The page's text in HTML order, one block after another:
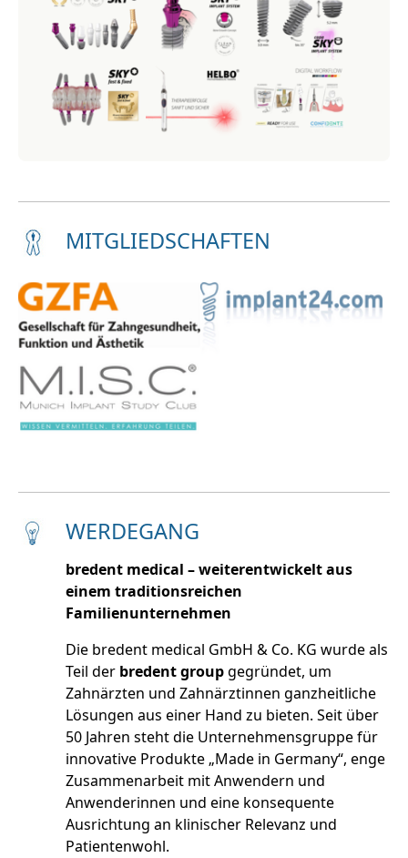
MITGLIEDSCHAFTEN
WERDEGANG
bredent medical – weiterentwickelt aus
einem traditionsreichen
Familienunternehmen
Die bredent medical GmbH & Co. KG wurde als
Teil der bredent groupgegründet, um
Zahnärzten und Zahnärztinnen ganzheitliche
Lösungen aus einer Hand zu bieten. Seit über
50 Jahren steht die Unternehmensgruppe für
innovative Produkte „Made in Germany“, enge
Zusammenarbeit mit Anwendern und
Anwenderinnen und eine konsequente
Ausrichtung an klinischer Relevanz und
Patientenwohl.